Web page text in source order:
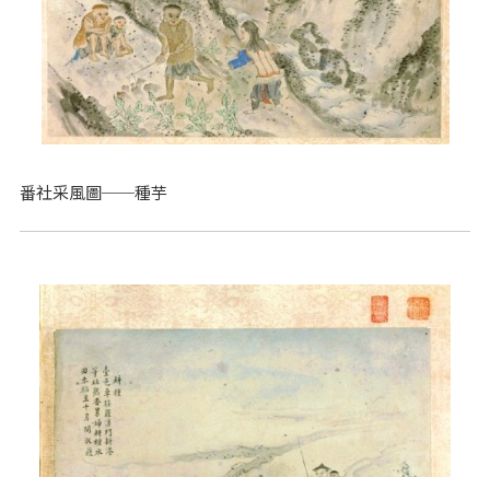
番社采風圖──種芋